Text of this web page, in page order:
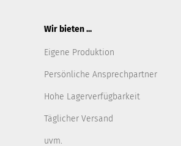
Wir bieten ...
Eigene Produktion
Persönliche Ansprechpartner
Hohe Lagerverfügbarkeit
Täglicher Versand
uvm.